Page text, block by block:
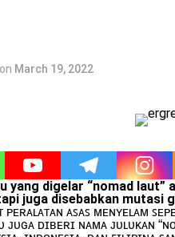
on March 19, 2022
yang digelar “nomad
juga disebabkan mutasi
ᴀꜱᴀꜱ ᴍᴇɴʏᴇʟᴀᴍ
ᴅɪʙᴇʀɪ ɴᴀᴍᴀ ᴊᴜʟᴜᴋᴀɴ